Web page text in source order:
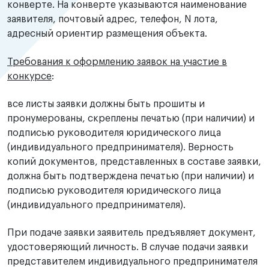
конверте. На конверте указываются наименование
заявителя, почтовый адрес, телефон, N лота,
адресный ориентир размещения объекта.
Требования к оформлению заявок на участие в
конкурсе:
все листы заявки должны быть прошиты и
пронумерованы, скреплены печатью (при наличии) и
подписью руководителя юридического лица
(индивидуального предпринимателя). Верность
копий документов, представленных в составе заявки,
должна быть подтверждена печатью (при наличии) и
подписью руководителя юридического лица
(индивидуального предпринимателя).
При подаче заявки заявитель предъявляет документ,
удостоверяющий личность. В случае подачи заявки
представителем индивидуального предпринимателя